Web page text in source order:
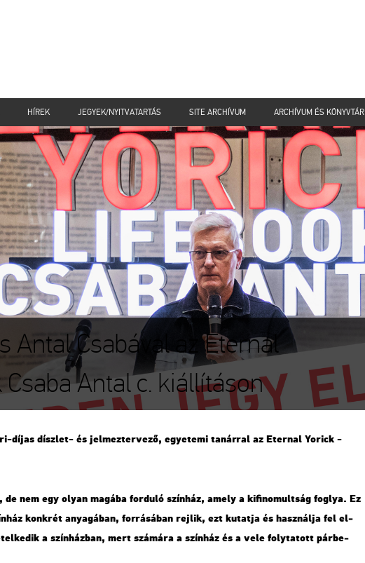
HÍREK JEGYEK/NYITVATARTÁS SITE ARCHÍVUM ARCHÍVUM ÉS KÖNYVTÁR
Antal Csabával az Eternal
Antal c. kiállításon
díjas dísz­let- és jel­mez­ter­ve­ző, egye­te­mi ta­nár­ral az Eter­nal Yo­rick -
nem egy olyan ma­gá­ba for­du­ló szín­ház, amely a ki­fi­no­mult­ság fog­lya. Ez
konk­rét anya­gá­ban, for­rá­sá­ban rej­lik, ezt ku­tat­ja és hasz­nál­ja fel el­
a szín­ház­ban, mert szá­má­ra a szín­ház és a vele foly­ta­tott pár­be­